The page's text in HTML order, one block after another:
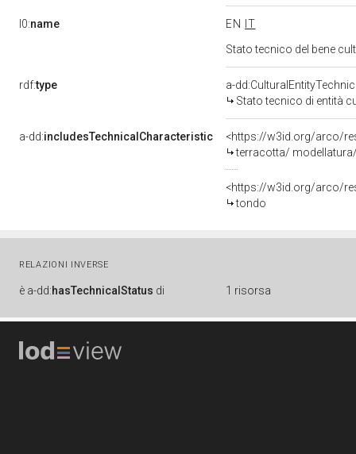
l0:name EN
IT
Stato tecnico del bene
rdf:type
a-
Stato tecnico di entità
a-dd:includesTechnicalCharacteristic
<https://w3id.org/arco/
terracotta/
<https://w3id.org/arco/
tondo
RELAZIONI INVERSE
è a-dd:hasTechnicalStatus di 1 risorsa